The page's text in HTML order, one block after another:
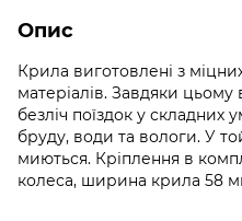
Опис
Крила виготовлені з
матеріалів. Завдяки
безліч поїздок у складних
бруду, води та вологи. У
миються. Кріплення в
колеса, ширина крила 58